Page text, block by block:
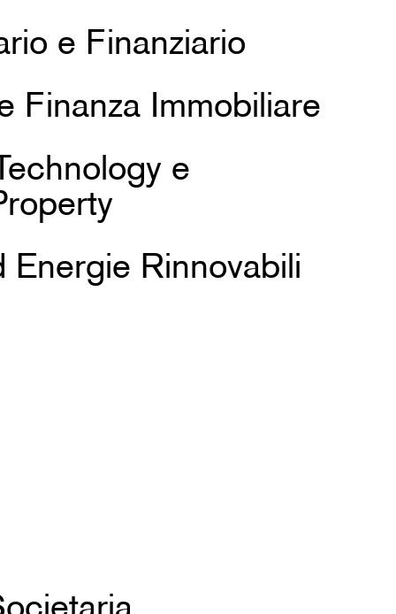
e Finanziario
Finanza Immobiliare
e
Energie Rinnovabili